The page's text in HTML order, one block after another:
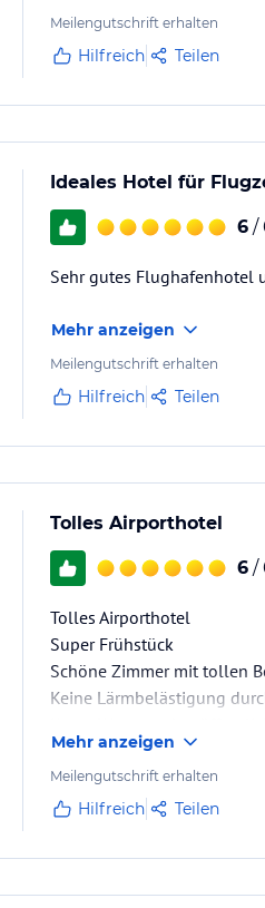
Meilengutschrift erhalten
Hilfreich Teilen
Ideales Hotel für
6 /
Sehr gutes Flughafenhotel
Mehr anzeigen
Meilengutschrift erhalten
Hilfreich Teilen
Tolles Airporthotel
6 /
Tolles Airporthotel
Super Frühstück
Schöne Zimmer mit tollen
Keine Lärmbelästigung
Check in und Check Out
Mehr anzeigen
Meilengutschrift erhalten
Hilfreich Teilen